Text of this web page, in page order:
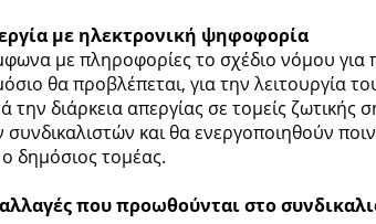
με ηλεκτρονική ψηφοφορία
με πληροφορίες το σχέδιο νόμου
θα προβλέπεται, για την λειτουργία
την διάρκεια απεργίας σε τομείς
συνδικαλιστών και θα ενεργοποιηθούν
ο δημόσιος τομέας.
που προωθούνται στο